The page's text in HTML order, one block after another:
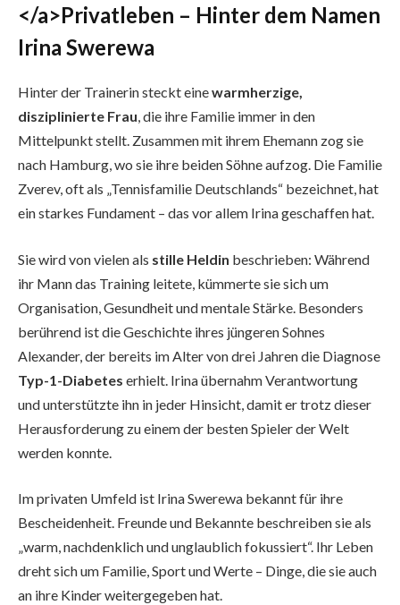
</a>Privatleben – Hinter dem Namen
Irina Swerewa
Hinter der Trainerin steckt einewarmherzige,
disziplinierte Frau, die ihre Familie immer in den
Mittelpunkt stellt. Zusammen mit ihrem Ehemann zog sie
nach Hamburg, wo sie ihre beiden Söhne aufzog. Die Familie
Zverev, oft als „Tennisfamilie Deutschlands“ bezeichnet, hat
ein starkes Fundament – das vor allem Irina geschaffen hat.
Sie wird von vielen als stille Heldin beschrieben: Während
ihr Mann das Training leitete, kümmerte sie sich um
Organisation, Gesundheit und mentale Stärke. Besonders
berührend ist die Geschichte ihres jüngeren Sohnes
Alexander, der bereits im Alter von drei Jahren die Diagnose
Typ-1-Diabetes erhielt. Irina übernahm Verantwortung
und unterstützte ihn in jeder Hinsicht, damit er trotz dieser
Herausforderung zu einem der besten Spieler der Welt
werden konnte.
Im privaten Umfeld ist Irina Swerewa bekannt für ihre
Bescheidenheit. Freunde und Bekannte beschreiben sie als
„warm, nachdenklich und unglaublich fokussiert“. Ihr Leben
dreht sich um Familie, Sport und Werte – Dinge, die sie auch
an ihre Kinder weitergegeben hat.